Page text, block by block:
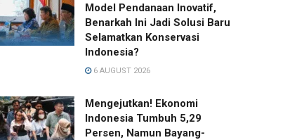
Model Pendanaan Inovatif,
Benarkah Ini Jadi Solusi Baru
Selamatkan Konservasi
Indonesia?
6 AUGUST 2026
Mengejutkan! Ekonomi
Indonesia Tumbuh 5,29
Persen, Namun Bayang-